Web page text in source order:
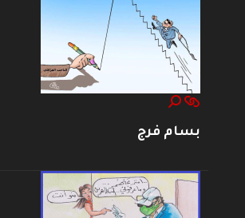
بسام فرج